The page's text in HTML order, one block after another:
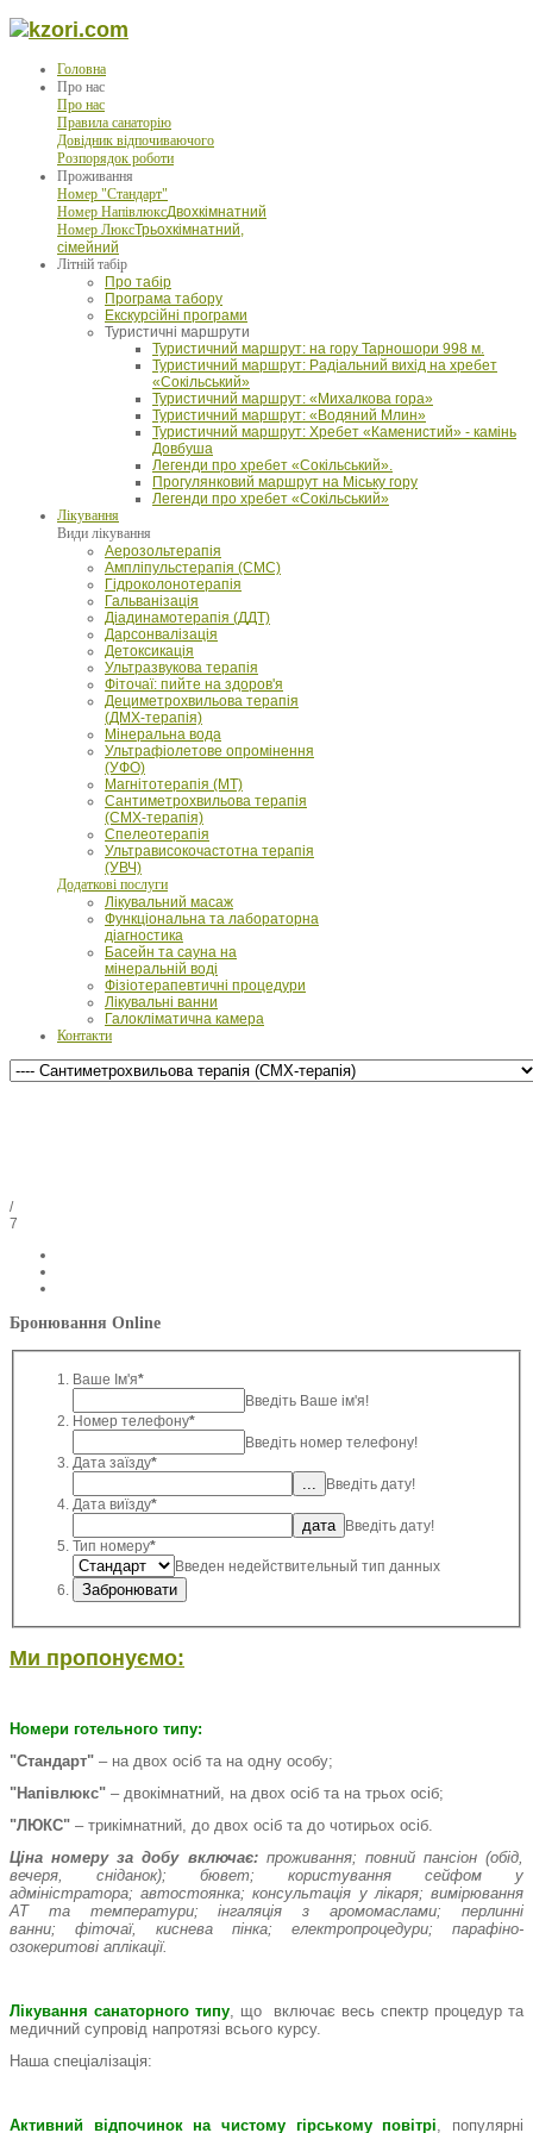
Головна
Про нас
Про нас
Правила санаторію
Довідник відпочиваючого
Розпорядок роботи
Проживання
Номер "Стандарт"
Номер НапівлюксДвохкімнатний
Номер ЛюксТрьохкімнатний,
сімейний
Літній табір
Про табір
Програма табору
Екскурсійні програми
Туристичні маршрути
Туристичний маршрут: на гору Тарношори 998 м.
Туристичний маршрут: Радіальний вихід на хребет
«Сокільський»
Туристичний маршрут: «Михалкова гора»
Туристичний маршрут: «Водяний Млин»
Туристичний маршрут: Хребет «Каменистий» - камінь
Довбуша
Легенди про хребет «Сокільський».
Прогулянковий маршрут на Міську гору
Легенди про хребет «Сокільський»
Лікування
Види лікування
Аерозольтерапія
Ампліпульстерапія (СМС)
Гідроколонотерапія
Гальванізація
Діадинамотерапія (ДДТ)
Дарсонвалізація
Детоксикація
Ультразвукова терапія
Фіточаї: пийте на здоров'я
Дециметрохвильова терапія
(ДМХ-терапія)
Мінеральна вода
Ультрафіолетове опромінення
(УФО)
Магнітотерапія (МТ)
Сантиметрохвильова терапія
(СМХ-терапія)
Спелеотерапія
Ультрависокочастотна терапія
(УВЧ)
Додаткові послуги
Лікувальний масаж
Функціональна та лабораторна
діагностика
Басейн та сауна на
мінеральній воді
Фізіотерапевтичні процедури
Лікувальні ванни
Галокліматична камера
Контакти
/
7
Бронювання Online
Ваше Ім'я*
Введіть Ваше ім'я!
Номер телефону*
Введіть номер телефону!
Дата заїзду*
Введіть дату!
Дата виїзду*
Введіть дату!
Тип номеру*
Введен недействительный тип данных
Ми пропонуємо:
Номери готельного типу:
"Стандарт" – на двох осіб та на одну особу;
"Напівлюкс" – двокімнатний, на двох осіб та на трьох осіб;
"ЛЮКС" – трикімнатний, до двох осіб та до чотирьох осіб.
Ціна номеру за добу включає: проживання; повний пансіон (обід,
вечеря, сніданок); бювет; користування сейфом у
адміністратора; автостоянка; консультація у лікаря; вимірювання
АТ та температури; інгаляція з аромомаслами; перлинні
ванни; фіточаї, киснева пінка; електропроцедури; парафіно-
озокеритові аплікації.
Лікування санаторного типу , що включає весь спектр процедур та
медичний супровід напротязі всього курсу.
Наша спеціалізація:
Активний відпочинок на чистому гірському повітрі , популярні